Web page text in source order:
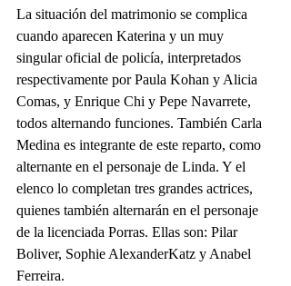
La situación del matrimonio se complica
cuando aparecen Katerina y un muy
singular oficial de policía, interpretados
respectivamente por Paula Kohan y Alicia
Comas, y Enrique Chi y Pepe Navarrete,
todos alternando funciones. También Carla
Medina es integrante de este reparto, como
alternante en el personaje de Linda. Y el
elenco lo completan tres grandes actrices,
quienes también alternarán en el personaje
de la licenciada Porras. Ellas son: Pilar
Boliver, Sophie AlexanderKatz y Anabel
Ferreira.